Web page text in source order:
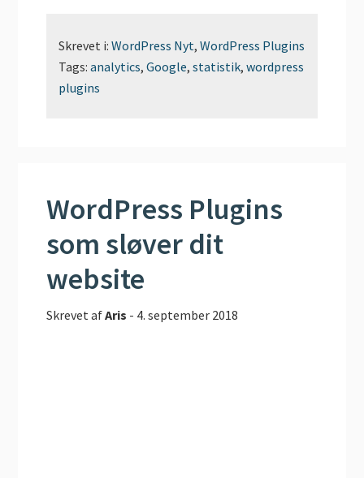
Skrevet i:WordPress Nyt,WordPress Plugins
Tags:analytics,Google,statistik,wordpress
plugins
WordPress Plugins
som sløver dit
website
Skrevet afAris - 4. september 2018